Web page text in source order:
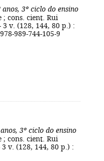
anos, 3º ciclo do ensino
; cons. cient. Rui
3 v. (128, 144, 80 p.) :
989-744-105-9
3º ciclo do ensino
; cons. cient. Rui
v. (128, 144, 80 p.) :